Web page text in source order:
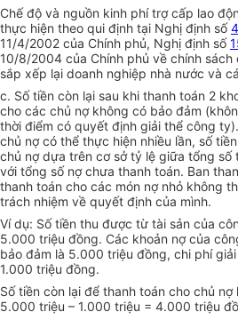
Chế độ và nguồn kinh phí trợ cấp lao
thực hiện theo qui định tại Nghị định số
11/4/2002 của Chính phủ, Nghị định số
10/8/2004 của Chính phủ về chính
sắp xếp lại doanh nghiệp nhà nước và
c. Số tiền còn lại sau khi thanh toán 2
cho các chủ nợ không có bảo đảm
thời điểm có quyết định giải thể công
chủ nợ có thể thực hiện nhiều lần, số
chủ nợ dựa trên cơ sở tỷ lệ giữa tổng
với tổng số nợ chưa thanh toán. Ban
thanh toán cho các món nợ nhỏ không
trách nhiệm về quyết định của mình.
Ví dụ: Số tiền thu được từ tài sản của
5.000 triệu đồng. Các khoản nợ của
bảo đảm là 5.000 triệu đồng, chi phí
1.000 triệu đồng.
Số tiền còn lại để thanh toán cho chủ
5.000 triệu – 1.000 triệu = 4.000 triệu